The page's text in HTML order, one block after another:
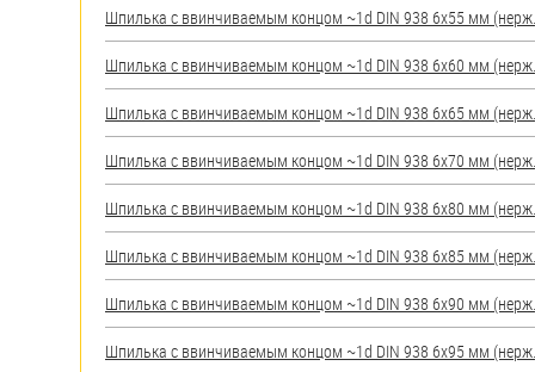
Шпильки
Шплинты
Штифты и пальцы
Шпилька c ввинчиваемым концом ~1d DIN 938 6х55 мм
Шпилька c ввинчиваемым концом ~1d DIN 938 6х60 мм
Шпилька c ввинчиваемым концом ~1d DIN 938 6х65 мм
Шпилька c ввинчиваемым концом ~1d DIN 938 6х70 мм
Шпилька c ввинчиваемым концом ~1d DIN 938 6х80 мм
Шпилька c ввинчиваемым концом ~1d DIN 938 6х85 мм
Шпилька c ввинчиваемым концом ~1d DIN 938 6х90 мм
Шпилька c ввинчиваемым концом ~1d DIN 938 6х95 мм